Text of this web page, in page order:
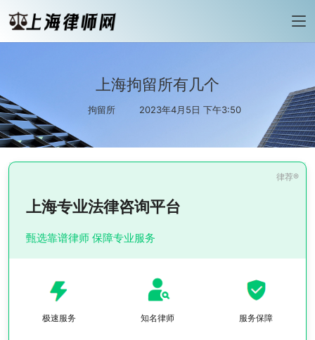
上海拘留所有几个
拘留所 2023年4月5日 下午3:50
上海专业法律咨询平台
甄选靠谱律师 保障专业服务
极速服务 知名律师 服务保障